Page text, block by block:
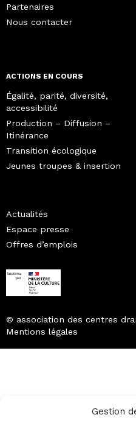
Gestion
Partenaires
Nous contacter
ACTIONS EN COURS
Égalité, parité, diversité,
accessibilité
Production – Diffusion –
Itinérance
Transition écologique
Jeunes troupes & insertion
Actualités
Espace presse
Offres d’emplois
© association des centres
Mentions légales